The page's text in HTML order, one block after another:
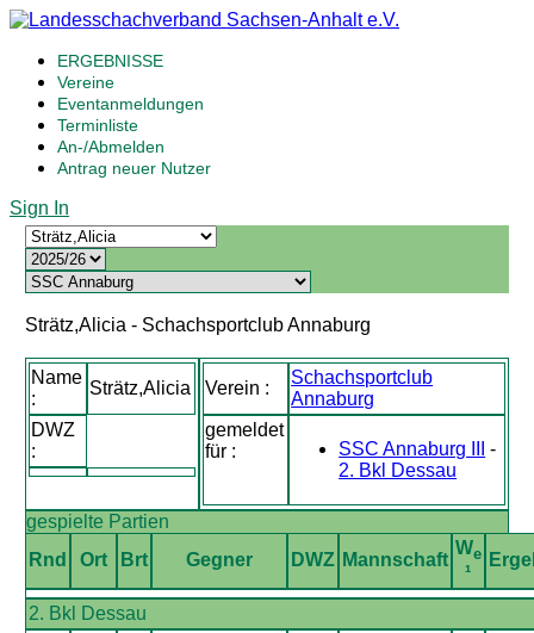
ERGEBNISSE
Vereine
Eventanmeldungen
Terminliste
An-/Abmelden
Antrag neuer Nutzer
Sign In
Strätz,Alicia - Schachsportclub Annaburg
Name
:
Strätz,Alicia
DWZ
:
Verein :
Schachsportclub
Annaburg
gemeldet
für :
SSC Annaburg III
-
2. Bkl Dessau
gespielte Partien
Rnd
Ort Brt Gegner DWZ Mannschaft
We
¹
2. Bkl Dessau